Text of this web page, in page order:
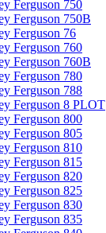
Ferguson 750
Ferguson 750B
Ferguson 76
Ferguson 760
Ferguson 760B
Ferguson 780
Ferguson 788
Ferguson 8 PLOT
Ferguson 800
Ferguson 805
Ferguson 810
Ferguson 815
Ferguson 820
Ferguson 825
Ferguson 830
Ferguson 835